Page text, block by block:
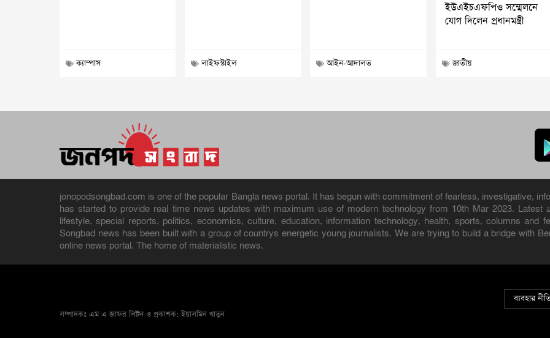
ক্যাম্পাস লাইফস্টাইল আইন-আদালত
ইউএইচএফপিও সম্মেলনে
যোগ দিলেন প্রধানমন্ত্রী
জাতীয়
jonopodsongbad.com is one of the popular Bangla news portal. It has begun with commitment of fearless, investigative,
has started to provide real time news updates with maximum use of modern technology from 10th Mar 2023. Latest
lifestyle, special reports, politics, economics, culture, education, information technology, health, sports, columns and
Songbad news has been built with a group of countrys energetic young journalists. We are trying to build a bridge with
online news portal. The home of materialistic news.
সম্পাদকঃ এম এ জাফর লিটন ও প্রকাশক: ইয়াসমিন খাতুন
ব্যবহার